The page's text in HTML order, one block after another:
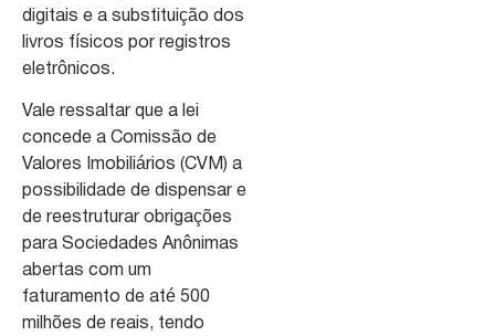
digitais e a substituição dos
livros físicos por registros
eletrônicos.
Vale ressaltar que a lei
concede a Comissão de
Valores Imobiliários (CVM) a
possibilidade de dispensar e
de reestruturar obrigações
para Sociedades Anônimas
abertas com um
faturamento de até 500
milhões de reais, tendo